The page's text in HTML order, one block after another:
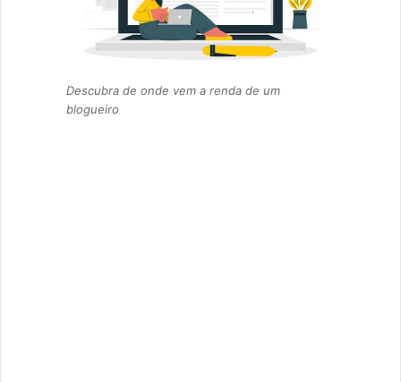
Descubra de onde vem a renda de um
blogueiro